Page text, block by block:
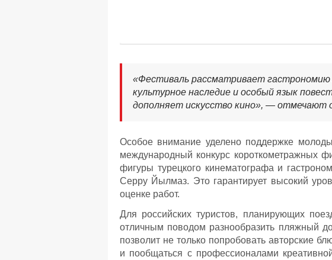
«Фестиваль рассматривает гастрономию
культурное наследие и особый язык
дополняет искусство кино», — отмечают
Особое внимание уделено поддержке
международный конкурс короткометражных
фигуры турецкого кинематографа и
Серру Йылмаз. Это гарантирует высокий
оценке работ.
Для российских туристов, планирующих
отличным поводом разнообразить пляжный
позволит не только попробовать авторские
и пообщаться с профессионалами